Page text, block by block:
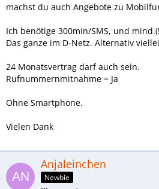
machst du auch Angebote zu
Ich benötige 300min/SMS, und
Das ganze im D-Netz. Alternativ
24 Monatsvertrag darf auch sein.
Rufnummernmitnahme = Ja
Ohne Smartphone.
Vielen Dank
Anjaleinchen
Newbie